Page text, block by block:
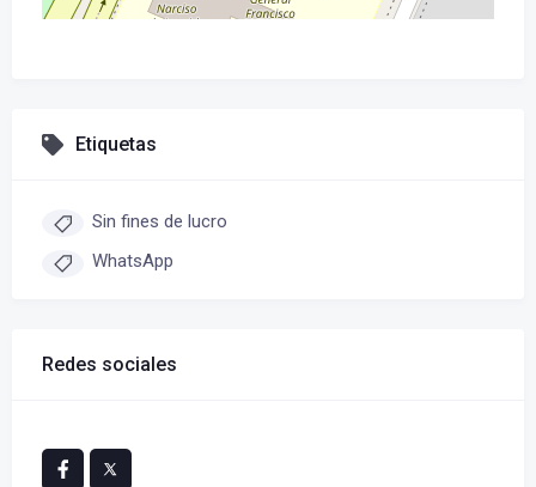
Etiquetas
Sin fines de lucro
WhatsApp
Redes sociales